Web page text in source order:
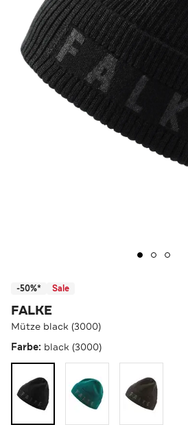
-50%* Sale
FALKE
Mütze black (3000)
Farbe: black (3000)